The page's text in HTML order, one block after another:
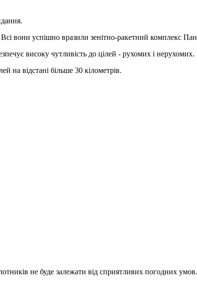
вони успішно вразили зенітно-ракетний комплекс
високу чутливість до цілей - рухомих і нерухомих.
на відстані більше 30 кілометрів.
не буде залежати від сприятливих погодних